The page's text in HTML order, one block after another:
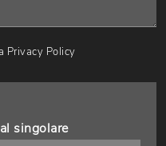
Privacy Policy
singolare